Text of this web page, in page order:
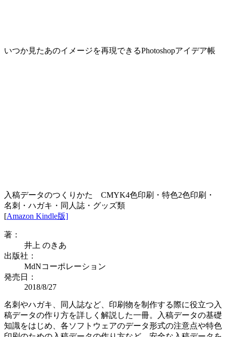
いつか見たあのイメージを再現できるPhotoshopアイデア帳
入稿データのつくりかた CMYK4色印刷・特色2色印刷・
名刺・ハガキ・同人誌・グッズ類
[Amazon Kindle版]
著：
井上 のきあ
出版社：
MdNコーポレーション
発売日：
2018/8/27
名刺やハガキ、同人誌など、印刷物を制作する際に役立つ入
稿データの作り方を詳しく解説した一冊。入稿データの基礎
知識をはじめ、各ソフトウェアのデータ形式の注意点や特色